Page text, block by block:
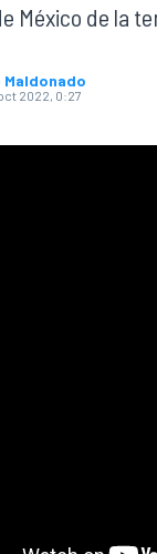
México de la
2022, 0:27